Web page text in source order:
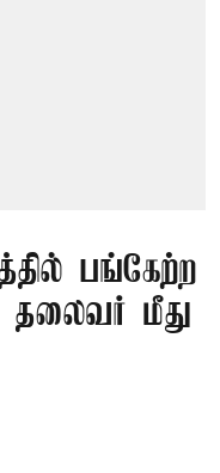
பங்கேற்ற
மீது